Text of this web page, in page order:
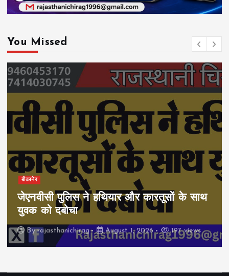
You Missed
बीकानेर
जेएनवीसी पुलिस ने हथियार और कारतूसों के साथ
युवक को दबोचा
Byrajasthanichirag August 1, 2026 197 views